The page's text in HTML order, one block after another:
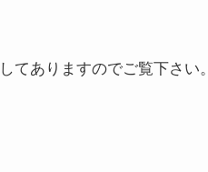
てありますのでご覧下さい。